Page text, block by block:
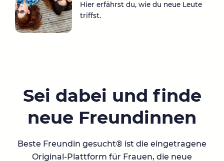
Hier erfährst du, wie du neue Leute
triffst.
Sei dabei und finde
neue Freundinnen
Beste Freundin gesucht® ist die eingetragene
Original-Plattform für Frauen, die neue